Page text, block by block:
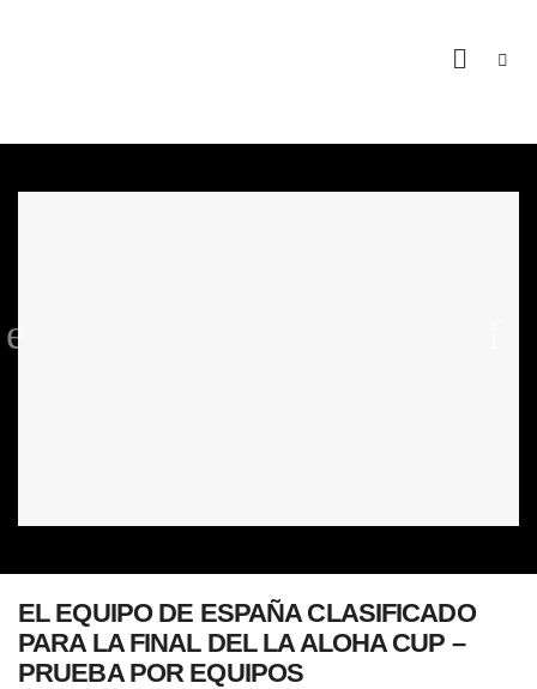
EL EQUIPO DE ESPAÑA CLASIFICADO
PARA LA FINAL DEL LA ALOHA CUP –
PRUEBA POR EQUIPOS